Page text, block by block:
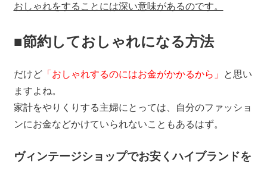
おしゃれをすることには深い意味があるのです。
■節約しておしゃれになる方法
だけど「おしゃれするのにはお金がかかるから」
と思い
ますよね。
家計をやりくりする主婦にとっては、自分のファッショ
ンにお金などかけていられないこともあるはず。
ヴィンテージショップでお安くハイブランドを